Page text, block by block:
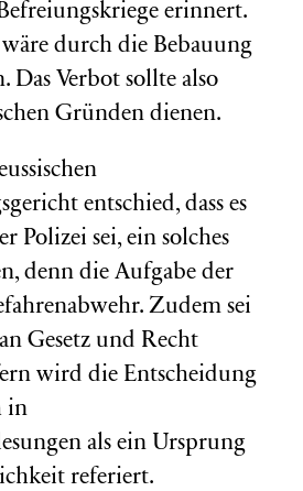
erinnert.
durch die Bebauung
Das Verbot sollte also
Gründen dienen.
entschied, dass es
Polizei sei, ein solches
denn die Aufgabe der
Zudem sei
Gesetz und Recht
wird die Entscheidung
in
als ein Ursprung
referiert.